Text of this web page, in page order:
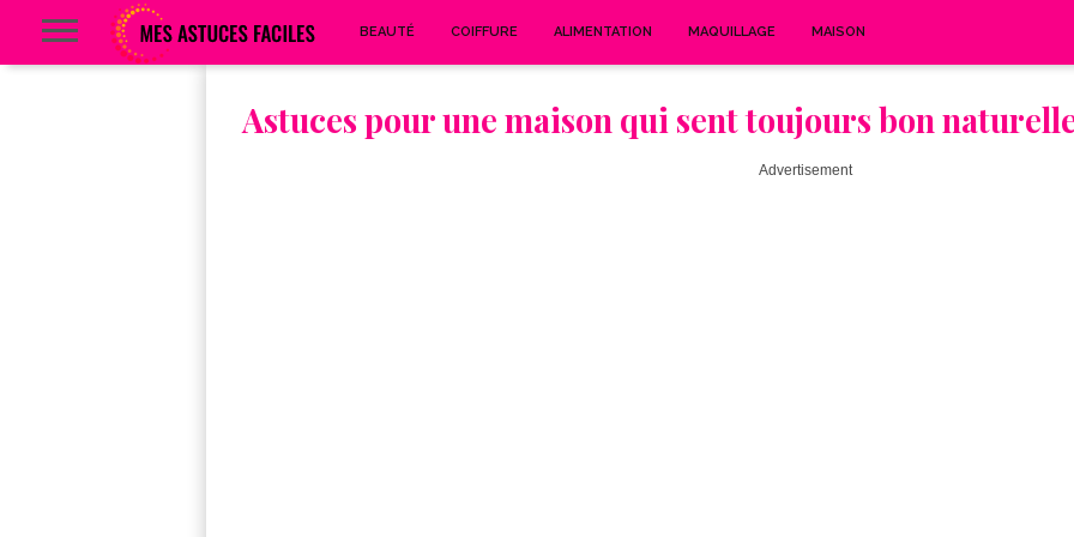
BEAUTÉ COIFFURE ALIMENTATION MAQUILLAGE MAISON
Astuces pour une maison qui sent toujours bon
Advertisement